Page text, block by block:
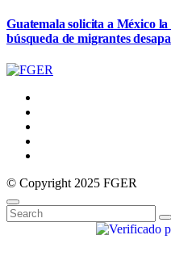
Guatemala solicita a México
búsqueda de migrantes
© Copyright 2025 FGER